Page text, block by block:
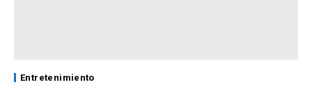
Entretenimiento